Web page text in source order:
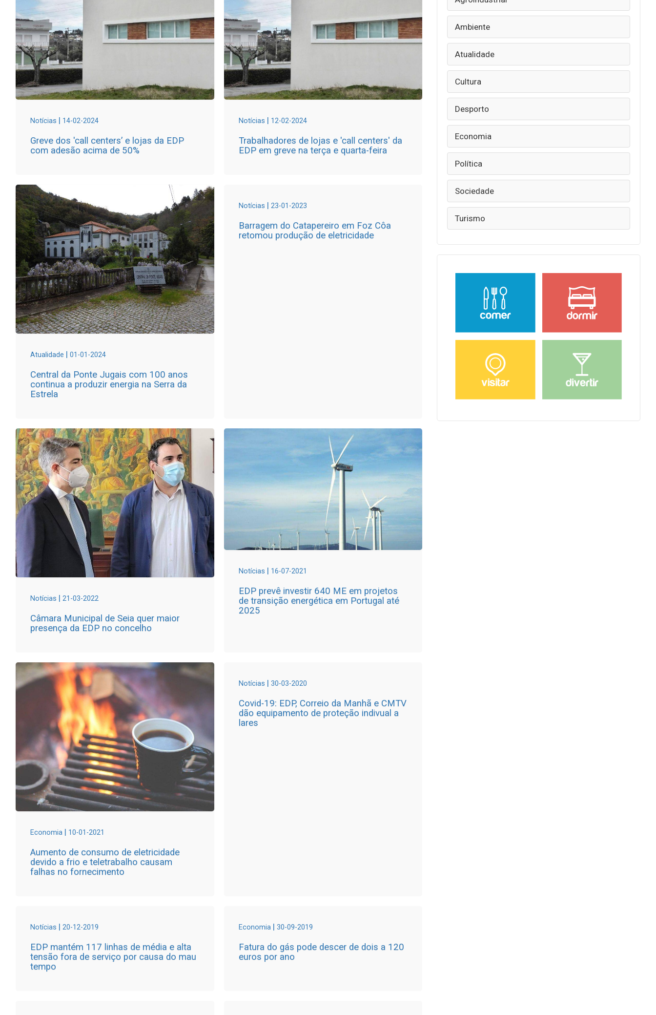
Notícias | 14-02-2024
Greve dos 'call centers’ e lojas da EDP
com adesão acima de 50%
Notícias | 12-02-2024
Trabalhadores de lojas e 'call centers' da
EDP em greve na terça e quarta-feira
Atualidade | 01-01-2024
Central da Ponte Jugais com 100 anos
continua a produzir energia na Serra da
Estrela
Notícias | 23-01-2023
Barragem do Catapereiro em Foz Côa
retomou produção de eletricidade
Notícias | 21-03-2022
Câmara Municipal de Seia quer maior
presença da EDP no concelho
Notícias | 16-07-2021
EDP prevê investir 640 ME em projetos
de transição energética em Portugal até
2025
Economia | 10-01-2021
Aumento de consumo de eletricidade
devido a frio e teletrabalho causam
falhas no fornecimento
Notícias | 30-03-2020
Covid-19: EDP, Correio da Manhã e CMTV
dão equipamento de proteção indivual a
lares
Notícias | 20-12-2019
EDP mantém 117 linhas de média e alta
tensão fora de serviço por causa do mau
tempo
Economia | 30-09-2019
Fatura do gás pode descer de dois a 120
euros por ano
Ambiente
Atualidade
Cultura
Desporto
Economia
Política
Sociedade
Turismo